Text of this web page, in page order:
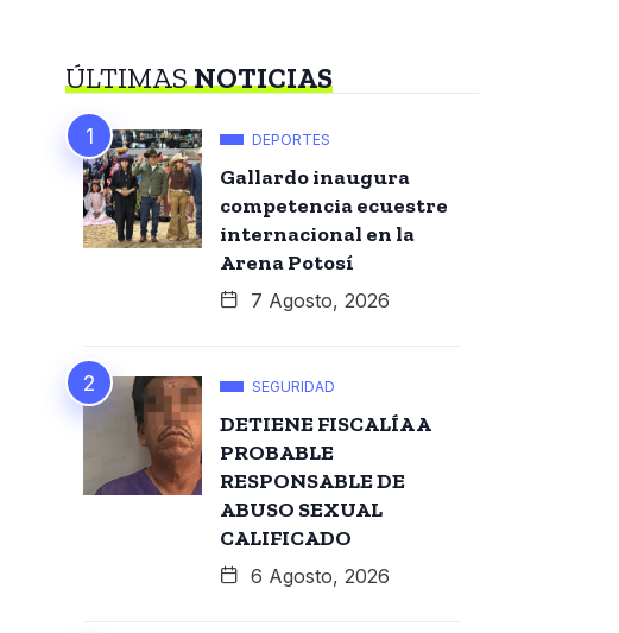
ÚLTIMASNOTICIAS
DEPORTES
Gallardo inaugura
competencia ecuestre
internacional en la
Arena Potosí
7 Agosto, 2026
SEGURIDAD
DETIENE FISCALÍA A
PROBABLE
RESPONSABLE DE
ABUSO SEXUAL
CALIFICADO
6 Agosto, 2026